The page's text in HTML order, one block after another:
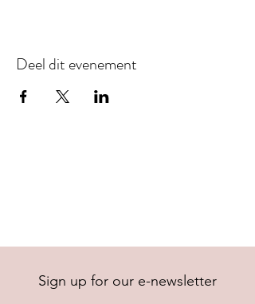
Deel dit evenement
Sign up for our e-newsletter